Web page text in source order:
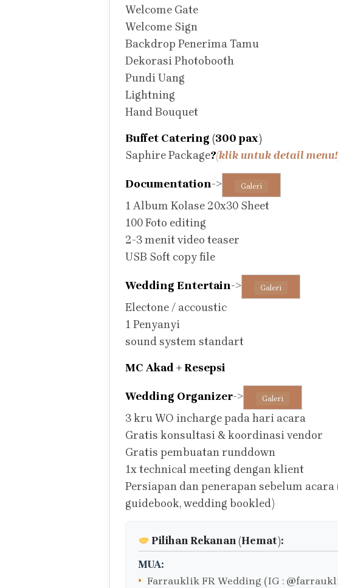
Welcome Gate
Welcome Sign
Backdrop Penerima Tamu
Dekorasi Photobooth
Pundi Uang
Lightning
Hand Bouquet
Buffet Catering (300 pax)
Saphire Package?(klik untuk detail
Documentation-> Galeri
1 Album Kolase 20x30 Sheet
100 Foto editing
2-3 menit video teaser
USB Soft copy file
Wedding Entertain-> Galeri
Electone / accoustic
1 Penyanyi
sound system standart
MC Akad + Resepsi
Wedding Organizer-> Galeri
3 kru WO incharge pada hari acara
Gratis konsultasi & koordinasi vendor
Gratis pembuatan runddown
1x technical meeting dengan klient
Persiapan dan penerapan sebelum acara
guidebook, wedding bookled)
Pilihan Rekanan (Hemat):
MUA:
Farrauklik FR Wedding (IG :